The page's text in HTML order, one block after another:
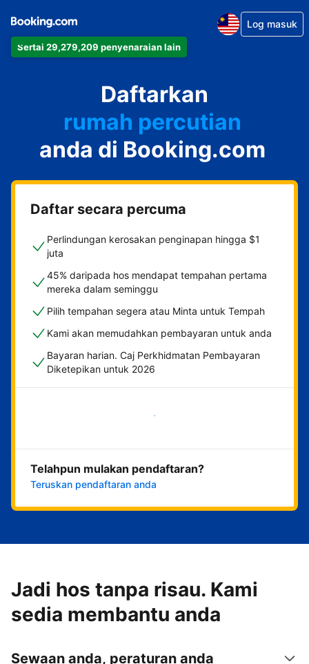
Sertai 29,279,209 penyenaraian lain
Log masuk
Daftarkan
apartmen
hotel
rumah percutian
rumah tamu
penginapan dan sarapan
anda di Booking.com
Daftar secara percuma
Perlindungan kerosakan penginapan hingga $1
juta
45% daripada hos mendapat tempahan pertama
mereka dalam seminggu
Pilih tempahan segera atau Minta untuk Tempah
Kami akan memudahkan pembayaran untuk anda
Bayaran harian. Caj Perkhidmatan Pembayaran
Diketepikan untuk 2026
Mulakan sekarang
Telahpun mulakan pendaftaran?
Teruskan pendaftaran anda
Jadi hos tanpa risau. Kami
sedia membantu anda
Sewaan anda, peraturan anda